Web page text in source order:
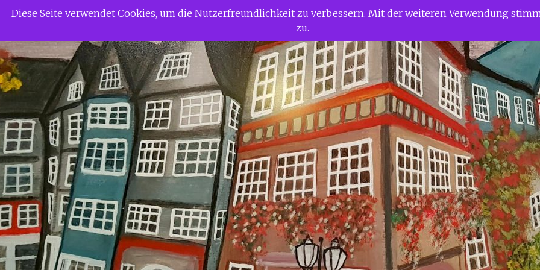
ZumSiggi Gerdaus Welt
Diese Seite verwendet Cookies, um die Nutzerfreundlichkeit zu verbessern. Mit der weiteren Verwendung
zu.